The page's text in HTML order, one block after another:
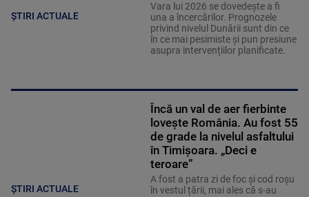
ȘTIRI ACTUALE
Vara lui 2026 se dovedește a fi
una a încercărilor. Prognozele
privind nivelul Dunării sunt din ce
în ce mai pesimiste și pun presiune
asupra intervențiilor planificate.
ȘTIRI ACTUALE
Încă un val de aer fierbinte
lovește România. Au fost 55
de grade la nivelul asfaltului
în Timișoara. „Deci e
teroare”
A fost a patra zi de foc și cod roșu
în vestul țării, mai ales că s-au